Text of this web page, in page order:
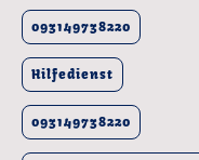
093149738220
Hilfedienst
093149738220